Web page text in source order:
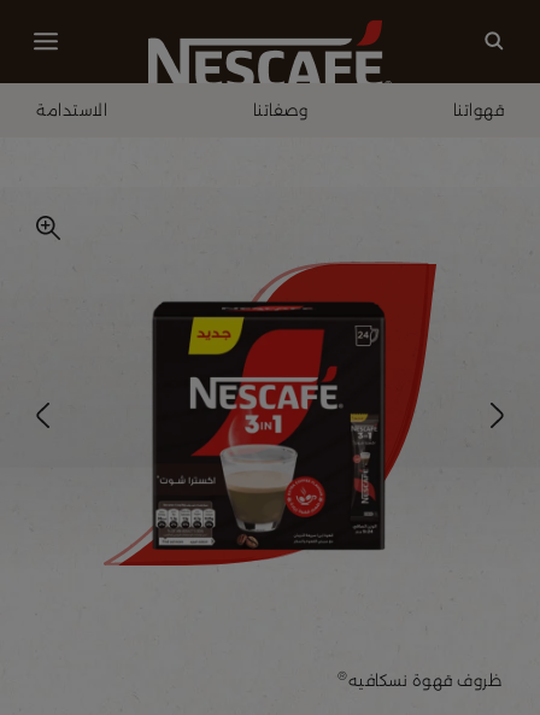
قهواتنا وصفاتنا الاستدامة
ظروف قهوة نسكافيه®